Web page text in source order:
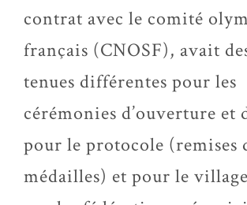
contrat avec le comité
français (CNOSF), avait
tenues différentes pour les
cérémonies d’ouverture et
pour le protocole (remises
médailles) et pour le